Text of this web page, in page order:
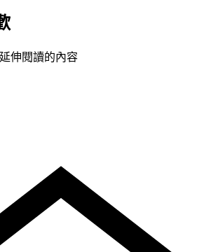
伸閱讀的內容